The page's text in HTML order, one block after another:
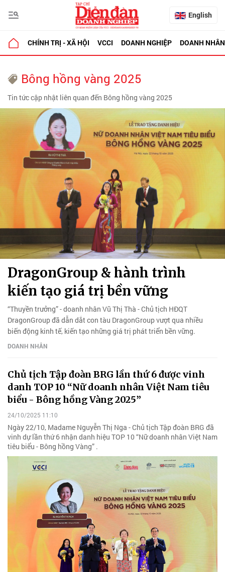
English
CHÍNH TRỊ - XÃ HỘI VCCI DOANH NGHIỆP DOANH NHÂN
Bông hồng vàng 2025
Tin tức cập nhật liên quan đến Bông hồng vàng 2025
DragonGroup & hành trình
kiến tạo giá trị bền vững
“Thuyền trưởng” - doanh nhân Vũ Thị Thà - Chủ tịch HĐQT
DragonGroup đã dẫn dắt con tàu DragonGroup vượt qua nhiều
biến động kinh tế, kiến tạo những giá trị phát triển bền vững.
DOANH NHÂN
Chủ tịch Tập đoàn BRG lần thứ 6 được vinh
danh TOP 10 “Nữ doanh nhân Việt Nam tiêu
biểu - Bông hồng Vàng 2025”
24/10/2025 11:10
Ngày 22/10, Madame Nguyễn Thị Nga - Chủ tịch Tập đoàn BRG đã
vinh dự lần thứ 6 nhận danh hiệu TOP 10 “Nữ doanh nhân Việt Nam
tiêu biểu - Bông hồng Vàng” .